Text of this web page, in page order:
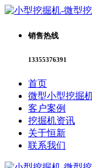
销售热线
13355376391
首页
微型小型挖掘
客户案例
挖掘机资讯
关于恒新
联系我们